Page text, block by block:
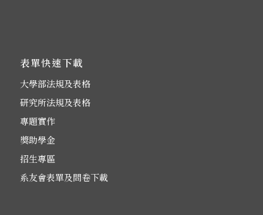
表單快速下載
大學部法規及表格
研究所法規及表格
專題實作
獎助學金
招生專區
系友會表單及問卷下載